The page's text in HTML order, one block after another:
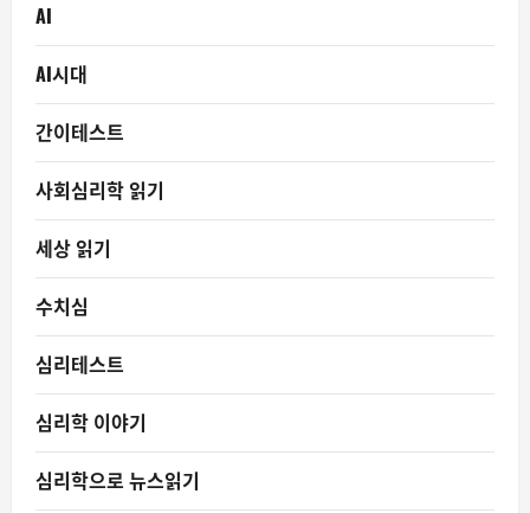
AI
AI시대
간이테스트
사회심리학 읽기
세상 읽기
수치심
심리테스트
심리학 이야기
심리학으로 뉴스읽기